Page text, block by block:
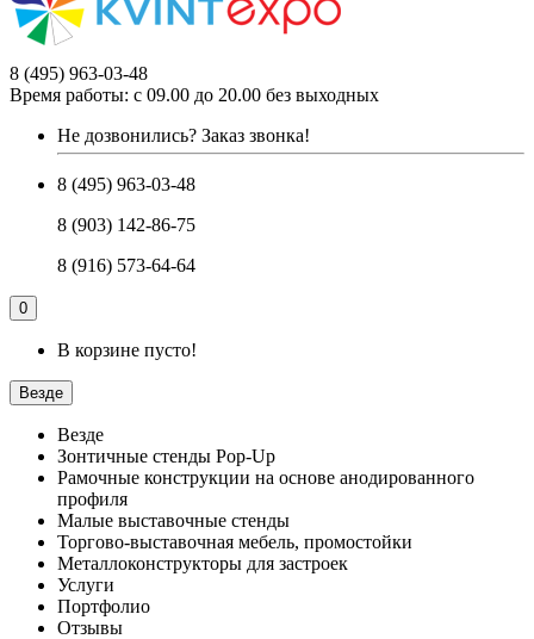
8 (495) 963-03-48
Время работы: с 09.00 до 20.00 без выходных
Не дозвонились? Заказ звонка!
8 (495) 963-03-48
8 (903) 142-86-75
8 (916) 573-64-64
0
В корзине пусто!
Везде
Везде
Зонтичные стенды Pop-Up
Рамочные конструкции на основе анодированного
профиля
Малые выставочные стенды
Торгово-выставочная мебель, промостойки
Металлоконструкторы для застроек
Услуги
Портфолио
Отзывы